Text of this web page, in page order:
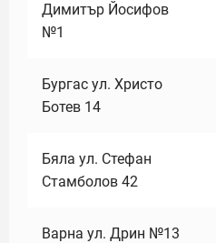
Димитър Йосифов
№1
Бургас ул. Христо
Ботев 14
Бяла ул. Стефан
Стамболов 42
Варна ул. Дрин №13